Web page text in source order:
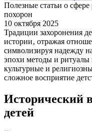
Полезные статьи о
похорон
10 октября 2025
Традиции захоронения
истории‚ отражая
символизируя надежду
эпохи методы и ритуалы
культурные и
сложное восприятие
Исторический
детей